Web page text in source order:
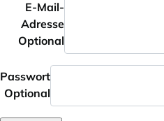
E-Mail-
Adresse
Optional
Passwort
Optional